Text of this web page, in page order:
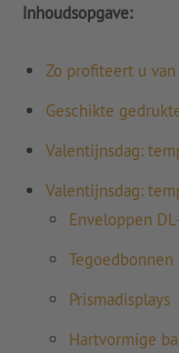
Inhoudsopgave:
Zo profiteert u
Geschikte
Valentijnsdag:
Valentijnsdag:
Enveloppen
Tegoedbonnen
Prismadisplays
Hartvormige